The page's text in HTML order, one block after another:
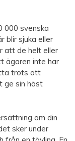
000 svenska
blir sjuka eller
att de helt eller
ägaren inte har
trots att
ge sin häst
om din
sker under